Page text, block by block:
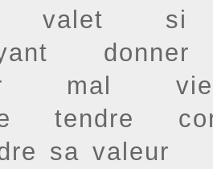
valet
si
donner
mal
tendre
sa valeur